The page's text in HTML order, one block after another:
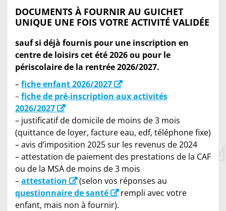
DOCUMENTS À FOURNIR AU GUICHET
UNIQUE UNE FOIS VOTRE ACTIVITÉ VALIDÉE
sauf si déjà fournis pour une inscription en
centre de loisirs cet été 2026 ou pour le
périscolaire de la rentrée 2026/2027.
–fiche enfant 2026/2027
–fiche de pré-inscription aux activités
2026/2027
– justificatif de domicile de moins de 3 mois
(quittance de loyer, facture eau, edf, téléphone fixe)
– avis d’imposition 2025 sur les revenus de 2024
– attestation de paiement des prestations de la CAF
ou de la MSA de moins de 3 mois
–attestation
(selon vos réponses au
questionnaire de santé
rempli avec votre
enfant, mais non à fournir).